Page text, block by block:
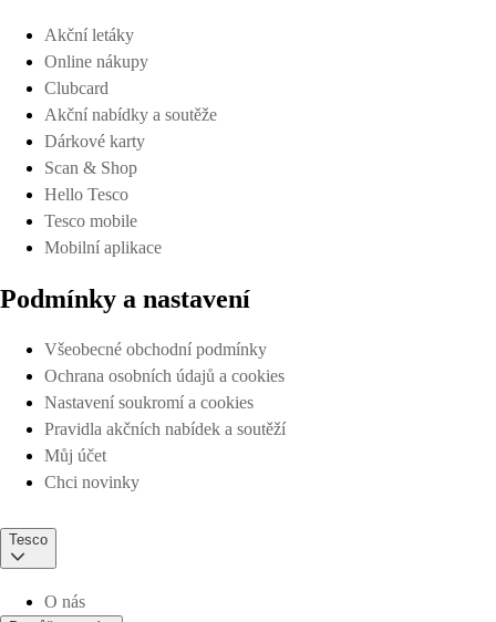
Akční letáky
Online nákupy
Clubcard
Akční nabídky a soutěže
Dárkové karty
Scan & Shop
Hello Tesco
Tesco mobile
Mobilní aplikace
Podmínky a nastavení
Všeobecné obchodní podmínky
Ochrana osobních údajů a cookies
Nastavení soukromí a cookies
Pravidla akčních nabídek a soutěží
Můj účet
Chci novinky
Tesco
O nás